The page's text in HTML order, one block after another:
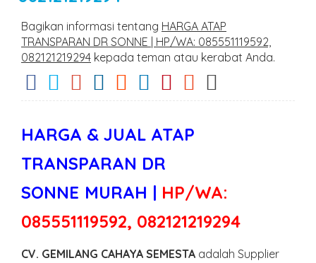
Bagikan informasi tentang HARGA ATAP
TRANSPARAN DR SONNE | HP/WA: 085551119592,
082121219294 kepada teman atau kerabat Anda.
HARGA & JUAL ATAP
TRANSPARAN DR
SONNE MURAH | HP/WA:
085551119592, 082121219294
CV. GEMILANG CAHAYA SEMESTA adalah Supplier